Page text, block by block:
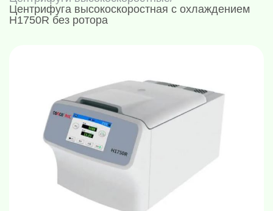
Центрифуга высокоскоростная с охлаждением
H1750R без ротора